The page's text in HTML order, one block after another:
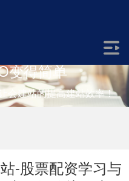
变得简单
会建站的提高建站效率！
-股票配资学习与